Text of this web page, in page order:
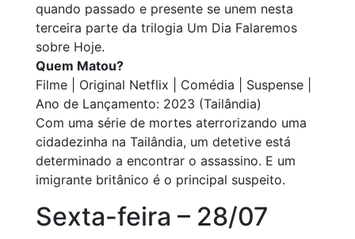
quando passado e presente se unem nesta
terceira parte da trilogia Um Dia Falaremos
sobre Hoje.
Quem Matou?
Filme | Original Netflix | Comédia | Suspense |
Ano de Lançamento: 2023 (Tailândia)
Com uma série de mortes aterrorizando uma
cidadezinha na Tailândia, um detetive está
determinado a encontrar o assassino. E um
imigrante britânico é o principal suspeito.
Sexta-feira – 28/07